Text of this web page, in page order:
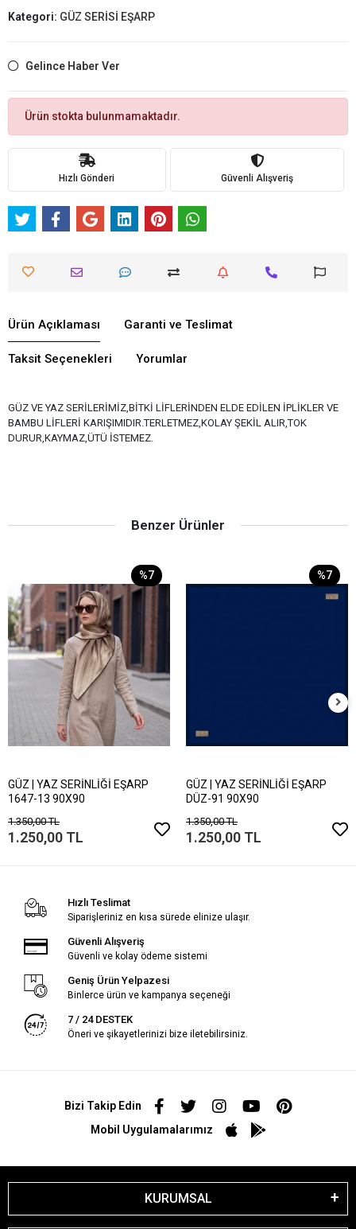
Kategori: GÜZ SERİSİ EŞARP
Gelince Haber Ver
Ürün stokta bulunmamaktadır.
Hızlı Gönderi Güvenli Alışveriş
Ürün Açıklaması Garanti ve Teslimat
Taksit Seçenekleri Yorumlar
GÜZ VE YAZ SERİLERİMİZ,BİTKİ LİFLERİNDEN ELDE EDİLEN İPLİKLER VE
BAMBU LİFLERİ KARIŞIMIDIR.TERLETMEZ,KOLAY ŞEKİL ALIR,TOK
DURUR,KAYMAZ,ÜTÜ İSTEMEZ.
Benzer Ürünler
%7
GÜZ | YAZ SERİNLİĞİ EŞARP
1647-13 90X90
1.350,00 TL
1.250,00 TL
%7
GÜZ | YAZ SERİNLİĞİ EŞARP
DÜZ-91 90X90
1.350,00 TL
1.250,00 TL
Hızlı Teslimat
Siparişleriniz en kısa sürede elinize ulaşır.
Güvenli Alışveriş
Güvenli ve kolay ödeme sistemi
Geniş Ürün Yelpazesi
Binlerce ürün ve kampanya seçeneği
7 / 24 DESTEK
Öneri ve şikayetlerinizi bize iletebilirsiniz.
Bizi Takip Edin
Mobil Uygulamalarımız
KURUMSAL